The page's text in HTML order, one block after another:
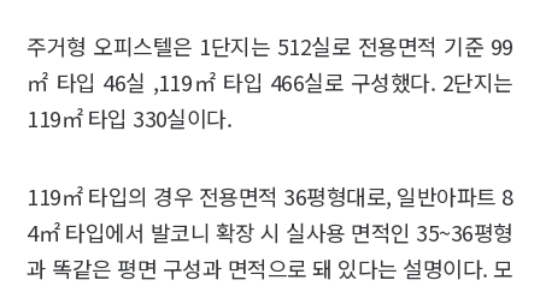
주거형 오피스텔은 1단지는 512실로 전용면적 기준 99
㎡ 타입 46실 ,119㎡ 타입 466실로 구성했다. 2단지는
119㎡ 타입 330실이다.
119㎡ 타입의 경우 전용면적 36평형대로, 일반아파트 8
4㎡ 타입에서 발코니 확장 시 실사용 면적인 35~36평형
과 똑같은 평면 구성과 면적으로 돼 있다는 설명이다. 모